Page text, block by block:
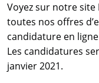
Voyez sur notre
toutes nos offres
candidature en
Les candidatures
janvier 2021.